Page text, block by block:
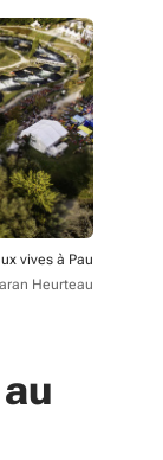
vives à Pau
Heurteau